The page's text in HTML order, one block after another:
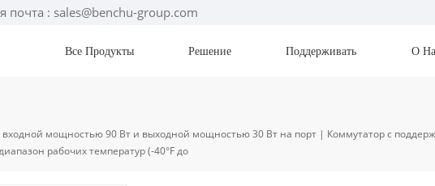
почта : sales@benchu-group.com
Все Продукты Решение Поддерживать О
мощностью 90 Вт и выходной мощностью 30 Вт на порт | Коммутатор с
рабочих температур (-40°F до